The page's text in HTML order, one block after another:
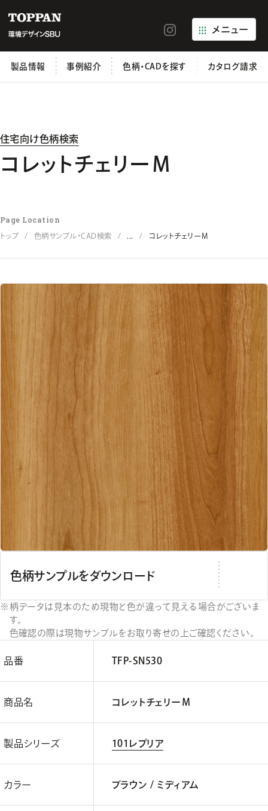
メニュー
製品情報 事例紹介 色柄・CADを探す カタログ請求
住宅向け色柄検索
コレットチェリーＭ
Page Location
トップ 色柄サンプル・CAD検索 ... コレットチェリーＭ
色柄サンプルをダウンロード
柄データは見本のため現物と色が違って見える場合がございま
す。
色確認の際は現物サンプルをお取り寄せの上ご確認ください。
品番 TFP-SN530
商品名 コレットチェリーＭ
製品シリーズ 101レプリア
カラー ブラウン / ミディアム